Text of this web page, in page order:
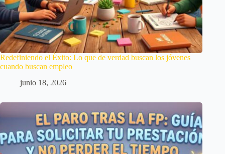
Redefiniendo el Éxito: Lo que de verdad buscan los jóvenes
cuando buscan empleo
junio 18, 2026